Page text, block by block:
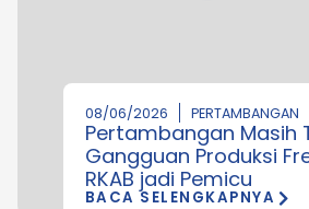
08/06/2026 PERTAMBANGAN
Pertambangan Masih
Gangguan Produksi
RKAB jadi Pemicu
BACA SELENGKAPNYA